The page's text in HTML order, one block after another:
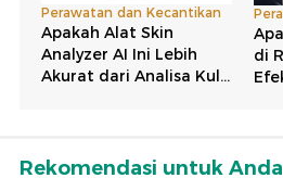
Rekomendasi untuk Anda